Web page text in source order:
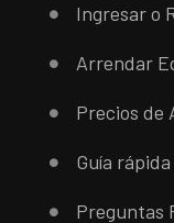
Ingresar o
Arrendar
Precios de
Guía
Preguntas